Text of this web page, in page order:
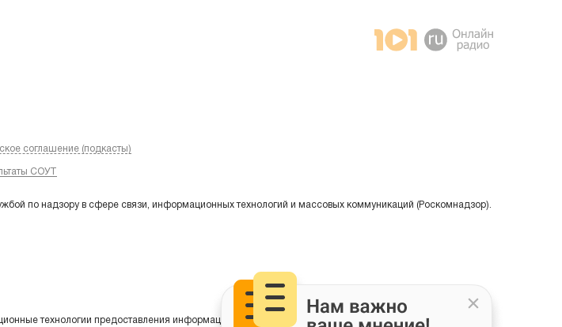
соглашение (подкасты)
СОУТ
по надзору в сфере связи, информационных технологий и массовых коммуникаций (Роскомнадзор).
технологии предоставления информации на основе сбора, систематизации и анализа сведений,